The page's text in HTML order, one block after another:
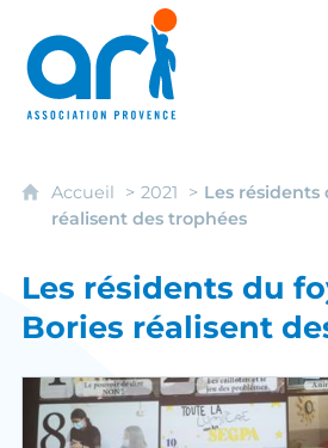
ARI - Association
Accueil 2021
Les résidents
réalisent des trophées
Les résidents du
Bories réalisent